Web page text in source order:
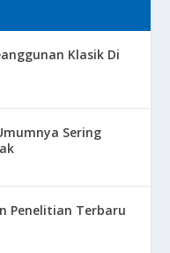
Klasik Di
Sering
Penelitian Terbaru